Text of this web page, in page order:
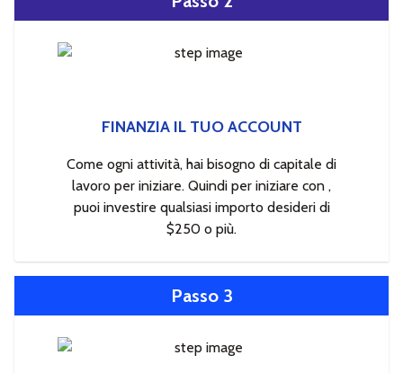
FINANZIA IL TUO ACCOUNT
Come ogni attività, hai bisogno di capitale di
lavoro per iniziare. Quindi per iniziare con ,
puoi investire qualsiasi importo desideri di
$250 o più.
Passo 3